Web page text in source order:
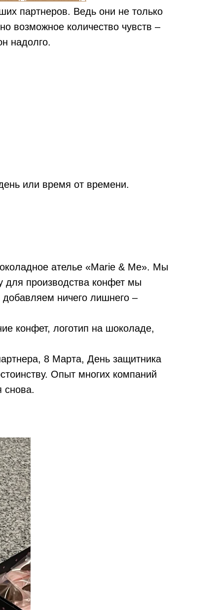
партнеров. Ведь они не только
возможное количество чувств –
надолго.
или время от времени.
ателье «Marie & Me». Мы
для производства конфет мы
ничего лишнего –
конфет, логотип на шоколаде,
8 Марта, День защитника
Опыт многих компаний
снова.